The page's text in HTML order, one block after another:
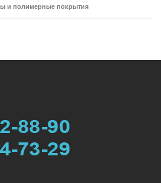
и полимерные покрытия